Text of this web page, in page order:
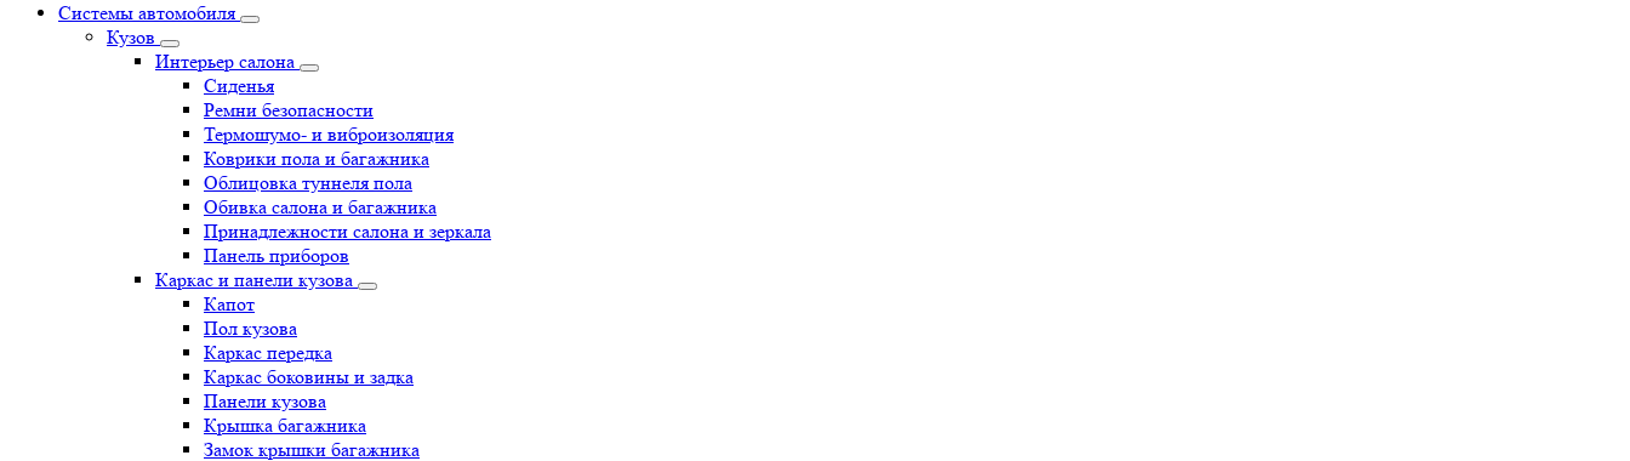
Системы автомобиля
Кузов
Интерьер салона
Сиденья
Ремни безопасности
Термошумо- и виброизоляция
Коврики пола и багажника
Облицовка туннеля пола
Обивка салона и багажника
Принадлежности салона и зеркала
Панель приборов
Каркас и панели кузова
Капот
Пол кузова
Каркас передка
Каркас боковины и задка
Панели кузова
Крышка багажника
Замок крышки багажника